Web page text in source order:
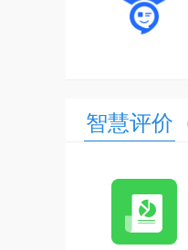
智慧评价